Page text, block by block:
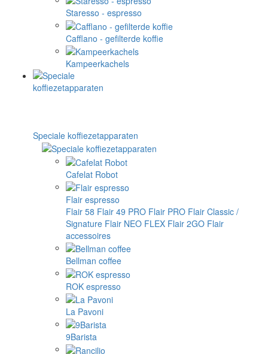
Staresso - espresso
Cafflano - gefilterde koffie
Kampeerkachels
Speciale koffiezetapparaten
Cafelat Robot
Flair espresso
Flair 58 Flair 49 PRO Flair PRO Flair Classic /
Signature Flair NEO FLEX Flair 2GO Flair
accessoires
Bellman coffee
ROK espresso
La Pavoni
9Barista